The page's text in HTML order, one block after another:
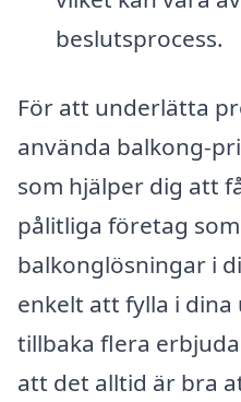
beslutsprocess.
För att underlätta
använda balkong-
som hjälper dig att
pålitliga företag
balkonglösningar i
enkelt att fylla i
tillbaka flera
att det alltid är bra